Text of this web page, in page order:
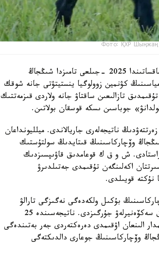
Фото: ҚХР Шыңжаң
شىڭجاڭ وۆچاركاسىنىڭ شىعۋ تەگىن عىلىمي تۇرعىدان ناقتىلاۋ ماقساتىندا 2025 -جىلعى تامىزدا شىڭجاڭ
كۋنمين زوولوگيا ينستيتۋتى جانە شوقك
تازالىعىن ساقتاۋ جانە ولاردى قىزمەتتىك
جوباسىن ىسكە قوسقان بولاتىن.
ناتيجەلەرى جاريالاندى. ميلليونداعان
شىڭجاڭ وۆچاركاسىنىڭ قىتايدىڭ سولتۇستىك
راستادى. ش و ق ك قوعامدىق قاۋىپسىزدىك
اكەلىنگەن تۇقىمدى جەتىلدىرۋ
نۇكتە قويىلدى.
بۇكىل ولكەدەگى نەگىزگى تارالۋ
ايماقتارىن ارالاپ، 109 داراباسقا جوعارى ساپالى تولىق گەنومدىق سەكۆەنيرلەۋ جۇرگىزدى. ناتيجەسىندە 25
الىنعان اۋقىمدى دەرەكتەردى جەر بەتىندەگى
وۆچاركاسىنىڭ جوعارى دالدىكتەگى